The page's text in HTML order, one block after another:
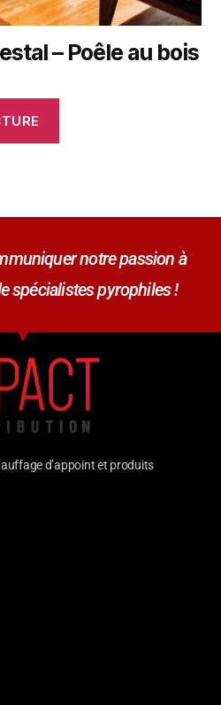
– Poêle au bois
notre passion à
spécialistes pyrophiles !
d’appoint et produits